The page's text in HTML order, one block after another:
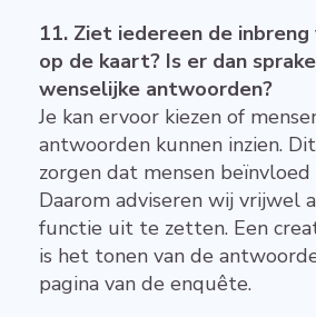
11. Ziet iedereen de inbreng
op de kaart? Is er dan
wenselijke antwoorden?
Je kan ervoor kiezen of
antwoorden kunnen inzien.
zorgen dat mensen
Daarom adviseren wij vrijwel
functie uit te zetten. Een
is het tonen van de
pagina van de enquête.